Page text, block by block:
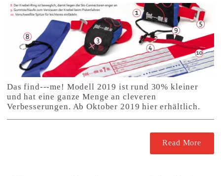
Das find---me! Modell 2019 ist rund 30% kleiner
und hat eine ganze Menge an cleveren
Verbesserungen. Ab Oktober 2019 hier erhältlich.
Read More